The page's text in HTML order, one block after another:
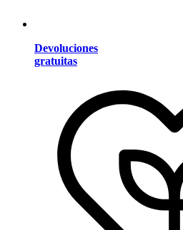
Devoluciones
gratuitas